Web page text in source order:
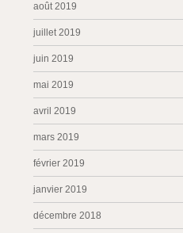
août 2019
juillet 2019
juin 2019
mai 2019
avril 2019
mars 2019
février 2019
janvier 2019
décembre 2018